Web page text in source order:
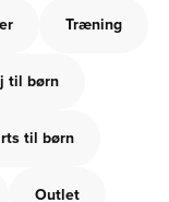
Træning
til børn
til børn
Outlet